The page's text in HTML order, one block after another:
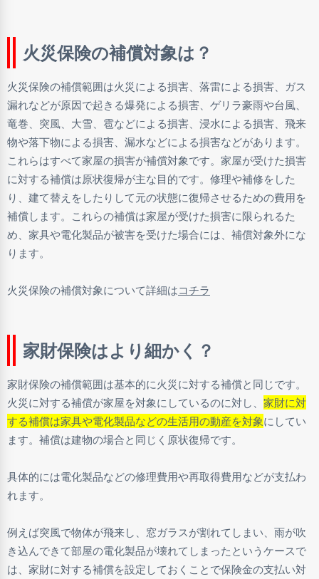
火災保険の補償対象は？
火災保険の補償範囲は火災による損害、落雷による損害、ガス
漏れなどが原因で起きる爆発による損害、ゲリラ豪雨や台風、
竜巻、突風、大雪、雹などによる損害、浸水による損害、飛来
物や落下物による損害、漏水などによる損害などがあります。
これらはすべて家屋の損害が補償対象です。家屋が受けた損害
に対する補償は原状復帰が主な目的です。修理や補修をした
り、建て替えをしたりして元の状態に復帰させるための費用を
補償します。これらの補償は家屋が受けた損害に限られるた
め、家具や電化製品が被害を受けた場合には、補償対象外にな
ります。
火災保険の補償対象について詳細はコチラ
家財保険はより細かく？
家財保険の補償範囲は基本的に火災に対する補償と同じです。
火災に対する補償が家屋を対象にしているのに対し、 家財に対
する補償は家具や電化製品などの生活用の動産を対象にしてい
ます。補償は建物の場合と同じく原状復帰です。
具体的には電化製品などの修理費用や再取得費用などが支払わ
れます。
例えば突風で物体が飛来し、窓ガラスが割れてしまい、雨が吹
き込んできて部屋の電化製品が壊れてしまったというケースで
は、家財に対する補償を設定しておくことで保険金の支払い対